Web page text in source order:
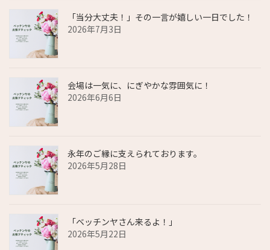
「当分大丈夫！」その一言が嬉しい一日でした！
2026年7月3日
会場は一気に、にぎやかな雰囲気に！
2026年6月6日
永年のご縁に支えられております。
2026年5月28日
「ベッチンヤさん来るよ！」
2026年5月22日